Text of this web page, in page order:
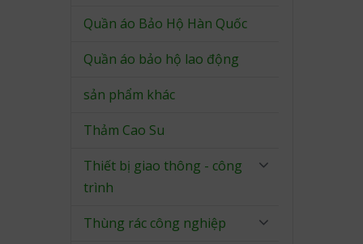
Quần áo Bảo Hộ Hàn Quốc
Quần áo bảo hộ lao động
sản phẩm khác
Thảm Cao Su
Thiết bị giao thông - công
trình
Thùng rác công nghiệp